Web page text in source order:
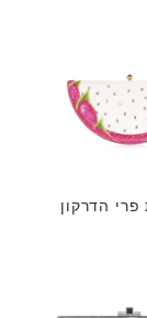
פרי הדרקון